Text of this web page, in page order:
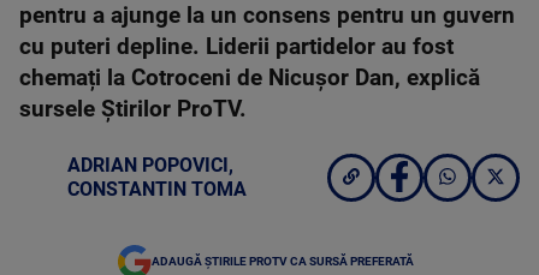
pentru a ajunge la un consens pentru un guvern
cu puteri depline. Liderii partidelor au fost
chemați la Cotroceni de Nicușor Dan, explică
sursele Știrilor ProTV.
ADRIAN POPOVICI,
CONSTANTIN TOMA
ADAUGĂ ȘTIRILE PROTV CA SURSĂ PREFERATĂ